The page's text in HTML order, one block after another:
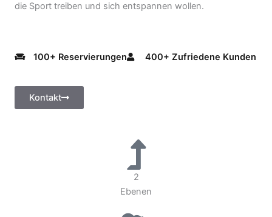
die Sport treiben und sich entspannen wollen.
100+ Reservierungen 400+ Zufriedene Kunden
Kontakt
2
Ebenen